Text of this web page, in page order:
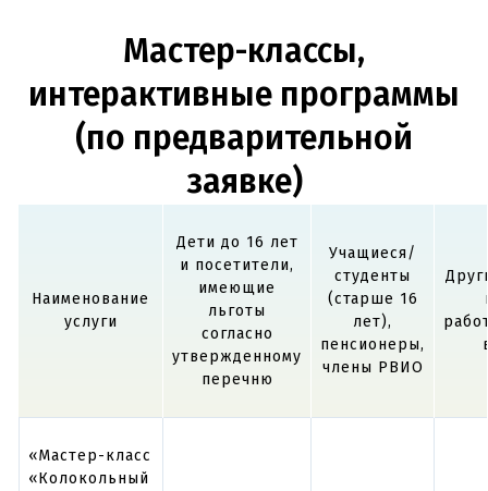
Мастер-классы,
интерактивные программы
(по предварительной
заявке)
Наименование
услуги
Дети до 16 лет
и посетители,
имеющие
льготы
согласно
утвержденному
перечню
Учащиеся/
студенты
(старше 16
лет),
пенсионеры,
члены РВИО
«Мастер-класс
«Колокольный